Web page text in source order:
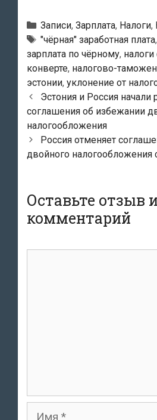
Рубрики
Записи, Зарплата, Налоги,
Метки
"чёрная" заработная плата,
зарплата по чёрному,
конверте, налогово-
эстонии, уклонение от
Навигация
по
записям
Эстония и Россия начали
соглашения об избежании
налогообложения
Россия отменяет
двойного налогообложения
Оставьте отзыв
комментарий
Имя